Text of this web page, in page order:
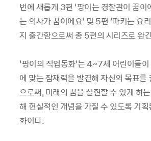
번에 새롭게 3편 ‘팡이는 경찰관이 꿈이
는 의사가 꿈이에요’ 및 5편 ‘파키는 요
지 출간함으로써 총 5편의 시리즈로 완
‘팡이의 직업동화’는 4~7세 어린이들
에 맞는 잠재력을 발견해 자신의 목표를
으로써, 미래의 꿈을 실현할 수 있게 하
해 현실적인 개념을 가질 수 있도록 기
화이다.